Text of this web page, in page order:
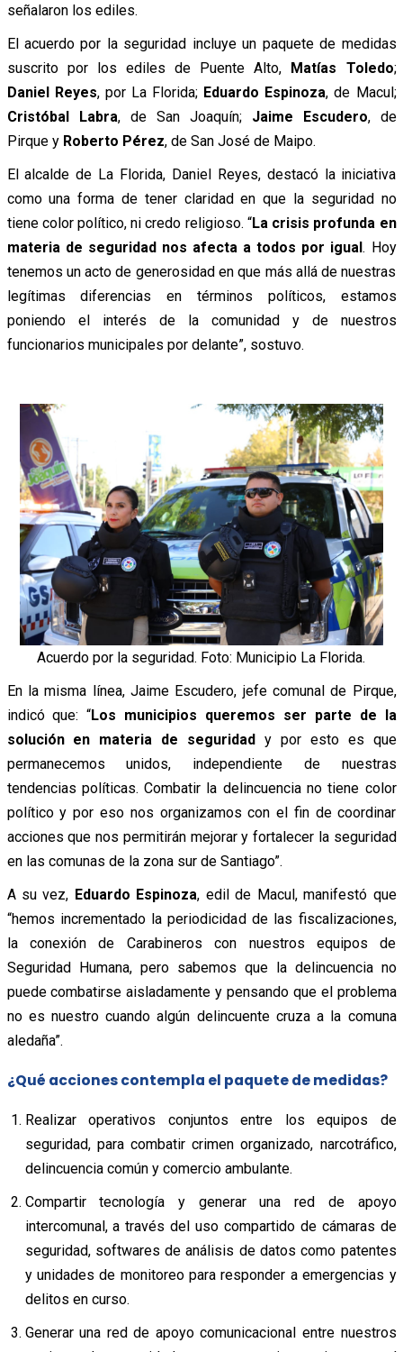
señalaron los ediles.
El acuerdo por la seguridad incluye un paquete de medidas
suscrito por los ediles de Puente Alto, Matías Toledo;
Daniel Reyes, por La Florida; Eduardo Espinoza, de Macul;
Cristóbal Labra, de San Joaquín; Jaime Escudero, de
Pirque y Roberto Pérez, de San José de Maipo.
El alcalde de La Florida, Daniel Reyes, destacó la iniciativa
como una forma de tener claridad en que la seguridad no
tiene color político, ni credo religioso. “La crisis profunda en
materia de seguridad nos afecta a todos por igual. Hoy
tenemos un acto de generosidad en que más allá de nuestras
legítimas diferencias en términos políticos, estamos
poniendo el interés de la comunidad y de nuestros
funcionarios municipales por delante”, sostuvo.
Acuerdo por la seguridad. Foto: Municipio La Florida.
En la misma línea, Jaime Escudero, jefe comunal de Pirque,
indicó que: “Los municipios queremos ser parte de la
solución en materia de seguridad
y por esto es que
permanecemos unidos, independiente de nuestras
tendencias políticas. Combatir la delincuencia no tiene color
político y por eso nos organizamos con el fin de coordinar
acciones que nos permitirán mejorar y fortalecer la seguridad
en las comunas de la zona sur de Santiago”.
A su vez, Eduardo Espinoza, edil de Macul, manifestó que
“hemos incrementado la periodicidad de las fiscalizaciones,
la conexión de Carabineros con nuestros equipos de
Seguridad Humana, pero sabemos que la delincuencia no
puede combatirse aisladamente y pensando que el problema
no es nuestro cuando algún delincuente cruza a la comuna
aledaña”.
¿Qué acciones contempla el paquete de medidas?
Realizar operativos conjuntos entre los equipos de
seguridad, para combatir crimen organizado, narcotráfico,
delincuencia común y comercio ambulante.
Compartir tecnología y generar una red de apoyo
intercomunal, a través del uso compartido de cámaras de
seguridad, softwares de análisis de datos como patentes
y unidades de monitoreo para responder a emergencias y
delitos en curso.
Generar una red de apoyo comunicacional entre nuestros